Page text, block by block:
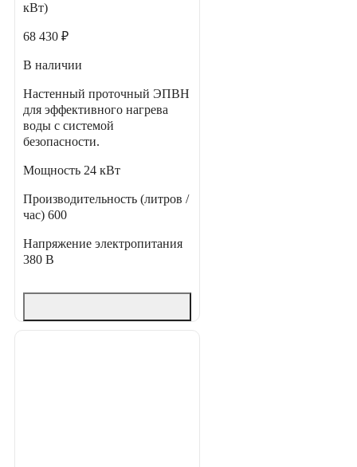
кВт)
68 430 ₽
В наличии
Настенный проточный ЭПВН
для эффективного нагрева
воды с системой
безопасности.
Мощность 24 кВт
Производительность (литров /
час) 600
Напряжение электропитания
380 В